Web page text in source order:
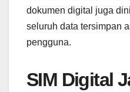
dokumen digital juga
seluruh data tersimpan
pengguna.
SIM Digital